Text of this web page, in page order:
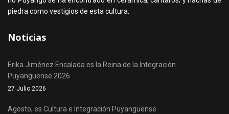
piedra como vestigios de esta cultura.
Noticias
Erika Jiménez Encalada es la Reina de la Integración
Puyanguense 2026
27 Julio 2026
Agosto, es Cultura e Integración Puyanguense